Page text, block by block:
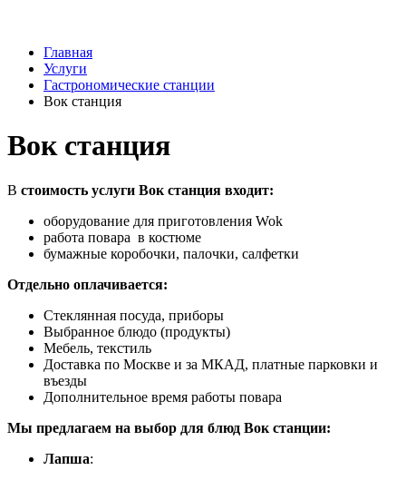
Главная
Услуги
Гастрономические станции
Вок станция
Вок станция
В стоимость услуги Вок станция входит:
оборудование для приготовления Wok
работа повара в костюме
бумажные коробочки, палочки, салфетки
Отдельно оплачивается:
Стеклянная посуда, приборы
Выбранное блюдо (продукты)
Мебель, текстиль
Доставка по Москве и за МКАД, платные парковки и
въезды
Дополнительное время работы повара
Мы предлагаем на выбор для блюд Вок станции:
Лапша: